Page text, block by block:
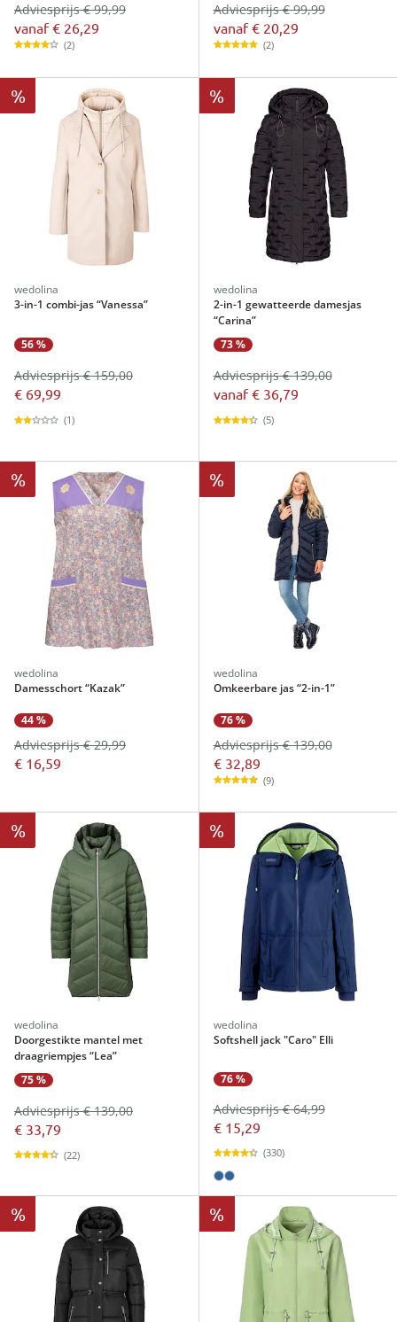
vanaf€ 26,29
Adviesprijs € 99,99
(2)
vanaf€ 20,29
Adviesprijs € 99,99
(2)
%
wedolina
3-in-1 combi-jas “Vanessa”
56 %
€ 69,99
Adviesprijs € 159,00
(1)
%
wedolina
2-in-1 gewatteerde damesjas
“Carina”
73 %
vanaf€ 36,79
Adviesprijs € 139,00
(5)
%
wedolina
Damesschort “Kazak”
44 %
€ 16,59
Adviesprijs € 29,99
%
wedolina
Omkeerbare jas “2-in-1”
76 %
€ 32,89
Adviesprijs € 139,00
(9)
%
wedolina
Doorgestikte mantel met
draagriempjes “Lea”
75 %
€ 33,79
Adviesprijs € 139,00
(22)
%
wedolina
Softshell jack "Caro" Elli
76 %
€ 15,29
Adviesprijs € 64,99
(330)
% %